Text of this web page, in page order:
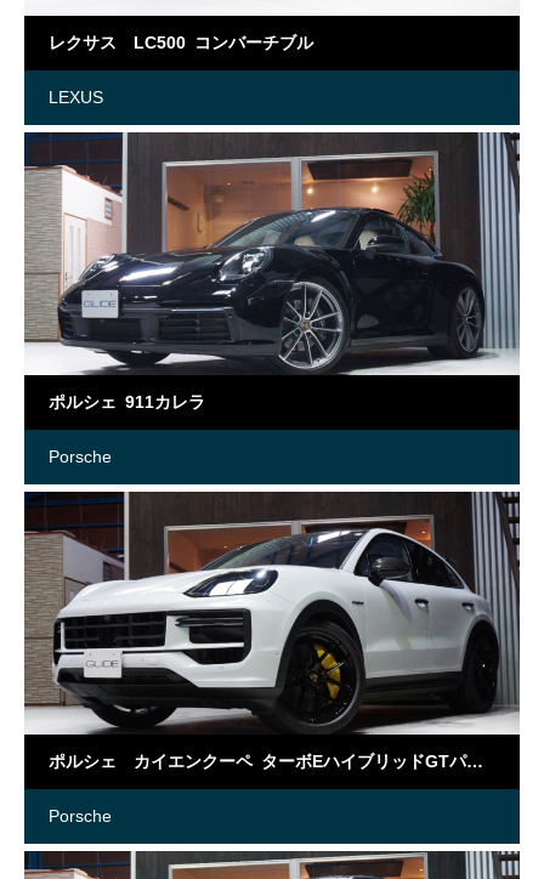
レクサス LC500 コンバーチブル
LEXUS
ポルシェ 911カレラ
Porsche
ポルシェ カイエンクーペ ターボEハイブリッドGTパッケージTip-S 4WD
Porsche